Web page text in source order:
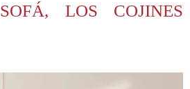
LOS COJINES